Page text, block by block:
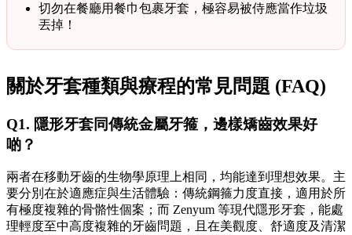
切勿在餐廳用餐巾包裹牙套，極容易被侍應當作垃圾
丟掉！
關於牙套種類與療程的常見問題 (FAQ)
Q1. 隱形牙套同傳統金屬牙箍，邊樣矯齒效果好
啲？
兩者在移動牙齒的生物學原理上相同，均能達到理想效果。主
要分別在於適應症與生活體驗：傳統鋼箍力度直接，適用於所
有極度複雜的骨骼性個案；而 Zenyum 等現代隱形牙套，能處
理輕度至中高度複雜的牙齒問題，且在美觀度、舒適度及清潔